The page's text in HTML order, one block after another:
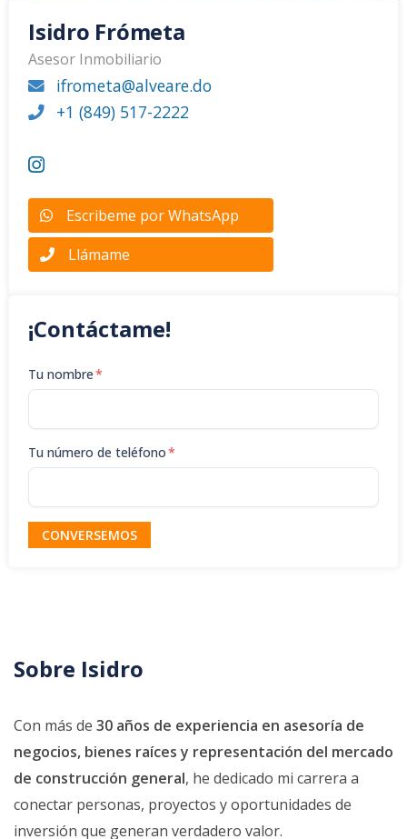
Isidro Frómeta
Asesor Inmobiliario
ifrometa@alveare.do
+1 (849) 517-2222
Escribeme por WhatsApp
Llámame
¡Contáctame!
Tu nombre*
Tu número de teléfono*
CONVERSEMOS
Sobre Isidro
Con más de 30 años de experiencia en asesoría de
negocios, bienes raíces y representación del mercado
de construcción general, he dedicado mi carrera a
conectar personas, proyectos y oportunidades de
inversión que generan verdadero valor.